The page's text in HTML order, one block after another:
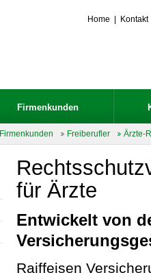
Home Kontakt
Firmenkunden
Firmenkunden Freiberufler Ärzte-
für Ärzte
Entwickelt von
Raiffeisen